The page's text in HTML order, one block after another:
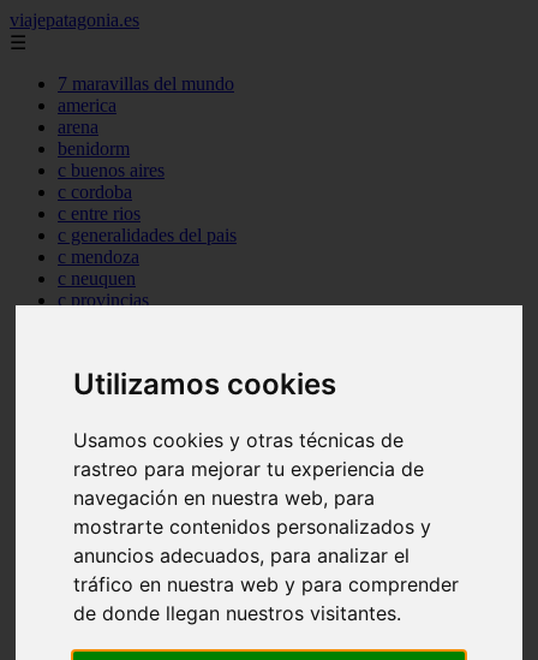
Utilizamos cookies
Usamos cookies y otras técnicas de
rastreo para mejorar tu experiencia de
navegación en nuestra web, para
mostrarte contenidos personalizados y
anuncios adecuados, para analizar el
tráfico en nuestra web y para comprender
de donde llegan nuestros visitantes.
viajepatagonia.es
☰
7 maravillas del mundo
america
arena
benidorm
c buenos aires
c cordoba
c entre rios
c generalidades del pais
c mendoza
c neuquen
c provincias
c tucuman
carmen
category
destinos
gijon
lanzarote
live
monumentos
naturaleza
san
tenerife